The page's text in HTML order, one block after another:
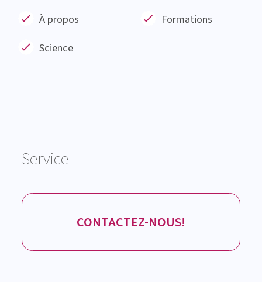
À propos
Science
Formations
Service
CONTACTEZ-NOUS!